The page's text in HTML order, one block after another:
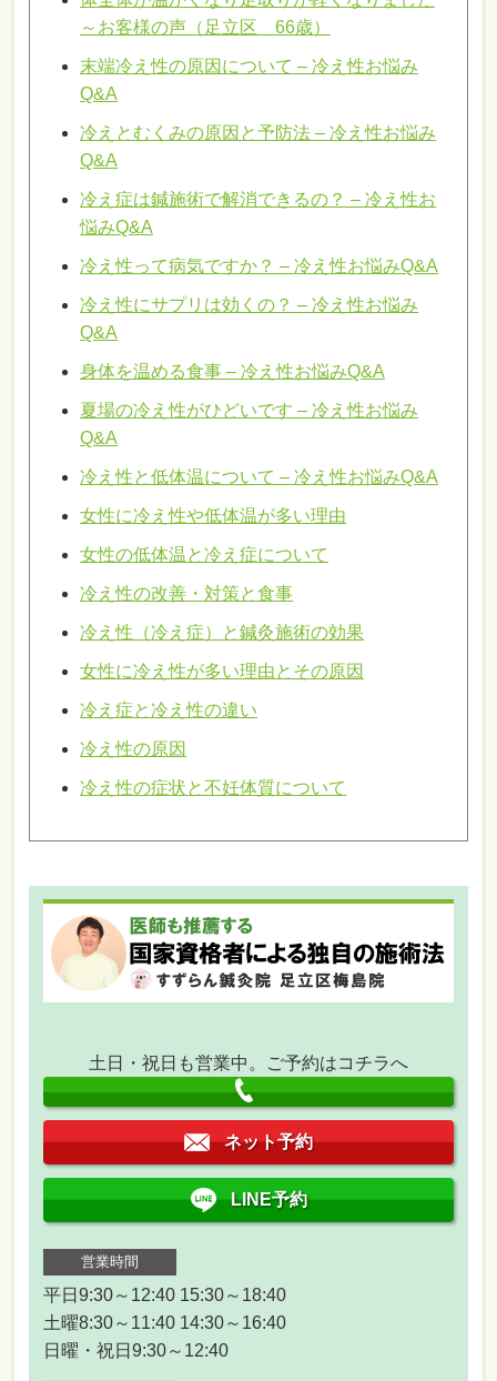
～お客様の声（足立区 66歳）
末端冷え性の原因について – 冷え性お悩み
Q&A
冷えとむくみの原因と予防法 – 冷え性お悩み
Q&A
冷え症は鍼施術で解消できるの？ – 冷え性お
悩みQ&A
冷え性って病気ですか？ – 冷え性お悩みQ&A
冷え性にサプリは効くの？ – 冷え性お悩み
Q&A
身体を温める食事 – 冷え性お悩みQ&A
夏場の冷え性がひどいです – 冷え性お悩み
Q&A
冷え性と低体温について – 冷え性お悩みQ&A
女性に冷え性や低体温が多い理由
女性の低体温と冷え症について
冷え性の改善・対策と食事
冷え性（冷え症）と鍼灸施術の効果
女性に冷え性が多い理由とその原因
冷え症と冷え性の違い
冷え性の原因
冷え性の症状と不妊体質について
土日・祝日も営業中。ご予約はコチラへ
ネット予約
LINE予約
営業時間
平日9:30～12:40 15:30～18:40
土曜8:30～11:40 14:30～16:40
日曜・祝日9:30～12:40